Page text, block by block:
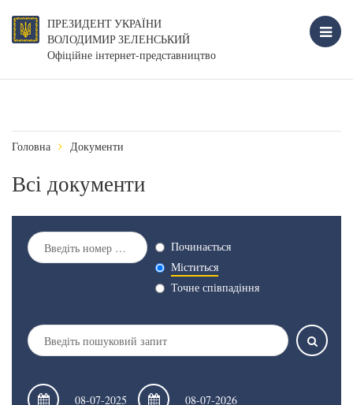
ПРЕЗИДЕНТ УКРАЇНИ
ВОЛОДИМИР ЗЕЛЕНСЬКИЙ
Офіційне інтернет-представництво
Головна Документи
Всі документи
Починається
Міститься
Точне співпадіння